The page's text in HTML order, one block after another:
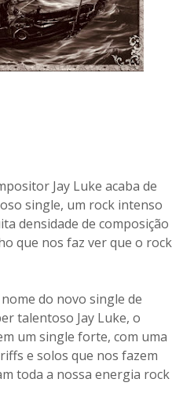
Jay Luke acaba de
single, um rock intenso
densidade de composição
que nos faz ver que o rock
do novo single de
talentoso Jay Luke, o
um single forte, com uma
e solos que nos fazem
toda a nossa energia rock